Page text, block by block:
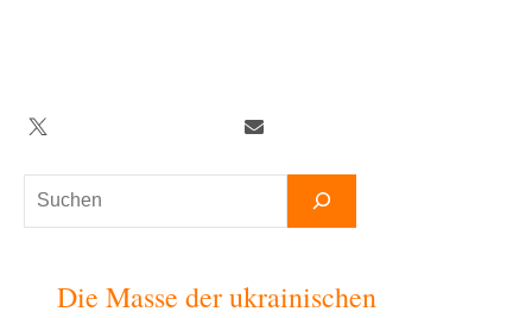
Suchen
Twitter TelegramNewsletter
Die Masse der ukrainischen